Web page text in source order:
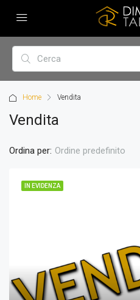
Home Vendita
Vendita
Ordina per: Ordine predefinito
IN EVIDENZA